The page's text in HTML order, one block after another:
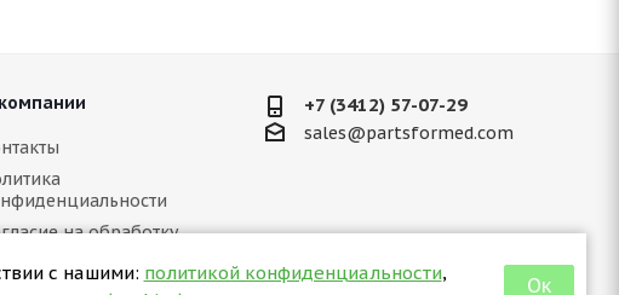
с нашими: политикой конфиденциальности,
Ок
на обработку
в отношении куки
+7 (3412) 57-07-29
sales@partsformed.com